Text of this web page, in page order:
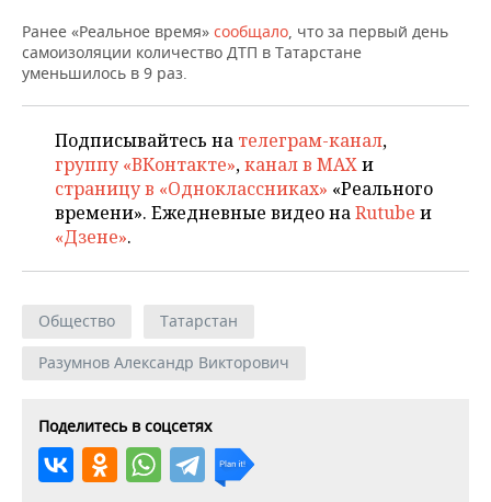
НЕФТЬ
ОПК
ТРАНСПОРТ
УСЛУГИ
IT
МЕДИА
ТЕЛЕКОММУНИКАЦИИ
НОВОСТИ МЕРОПРИЯТИЙ
ВЫЕЗДНАЯ РЕДАКЦИЯ
БИЗНЕС-БРАНЧИ
ONLINE-КОНФЕРЕНЦИИ
СПОРТ
НОВОСТИ СПОРТА
ФУТБОЛ
ХОККЕЙ
ВОЛЕЙБОЛ
КИБЕРСПОРТ
ВОДНЫЕ ВИДЫ СПОРТА
ОБЩЕСТВО
НОВОСТИ ОБЩЕСТВА
ВЛАСТЬ
ИСТОРИЯ
КУЛЬТУРА
ОБРАЗОВАНИЕ
ФОТОГАЛЕРЕЯ
СЮЖЕТЫ
СПИСОК ПЕРСОН
СПИСОК КОМПАНИЙ
ПОЛНАЯ ВЕРСИЯ
Ранее «Реальное время» сообщало, что за первый день
самоизоляции количество ДТП в Татарстане
уменьшилось в 9 раз.
Подписывайтесь на телеграм-канал,
группу «ВКонтакте»,канал в MAXи
страницу в «Одноклассниках» «Реального
времени». Ежедневные видео наRutube и
«Дзене».
Общество
Татарстан
Разумнов Александр Викторович
Поделитесь в соцсетях